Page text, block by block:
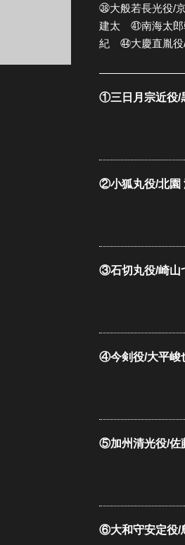
㊳大般若長光役/
建太 ㊶南海太郎
紀 ㊹大慶直胤役
①三日月宗近役/
②小狐丸役/北園
③石切丸役/崎山
④今剣役/大平峻
⑤加州清光役/佐
⑥大和守安定役/